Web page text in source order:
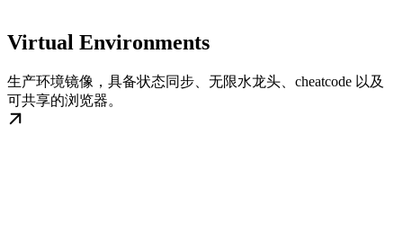
Virtual Environments
生产环境镜像，具备状态同步、无限水龙头、cheatcode 以及
可共享的浏览器。